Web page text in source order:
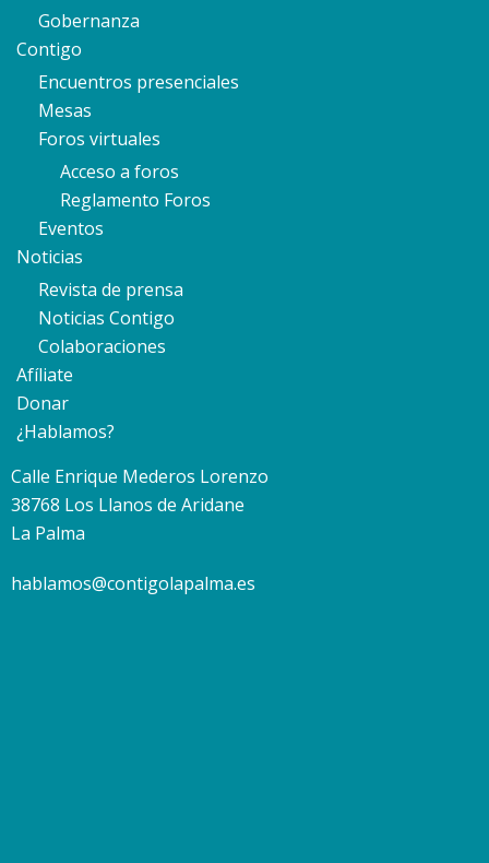
Gobernanza
Contigo
Encuentros presenciales
Mesas
Foros virtuales
Acceso a foros
Reglamento Foros
Eventos
Noticias
Revista de prensa
Noticias Contigo
Colaboraciones
Afíliate
Donar
¿Hablamos?
Calle Enrique Mederos Lorenzo
38768 Los Llanos de Aridane
La Palma
hablamos@contigolapalma.es